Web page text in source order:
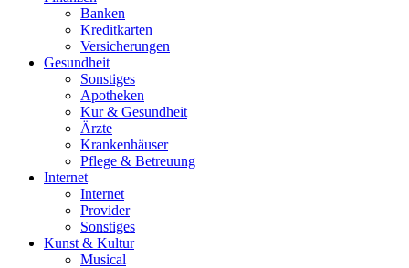
Banken
Kreditkarten
Versicherungen
Gesundheit
Sonstiges
Apotheken
Kur & Gesundheit
Ärzte
Krankenhäuser
Pflege & Betreuung
Internet
Internet
Provider
Sonstiges
Kunst & Kultur
Musical